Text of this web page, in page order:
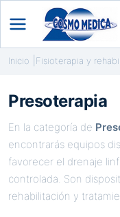
Inicio Fisioterapia y
Presoterapia
En la categoría de
encontrarás equipos
favorecer el drenaje
controlada. Son
rehabilitación y